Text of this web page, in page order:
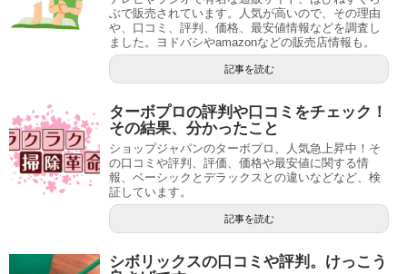
ぶで販売されています。人気が高いので、その理由
や、口コミ、評判、価格、最安値情報などを調査し
ました。ヨドバシやamazonなどの販売店情報も。
記事を読む
ターボプロの評判や口コミをチェック！
その結果、分かったこと
ショップジャパンのターボプロ、人気急上昇中！そ
の口コミや評判、評価、価格や最安値に関する情
報、ベーシックとデラックスとの違いなどなど、検
証しています。
記事を読む
シボリックスの口コミや評判。けっこう